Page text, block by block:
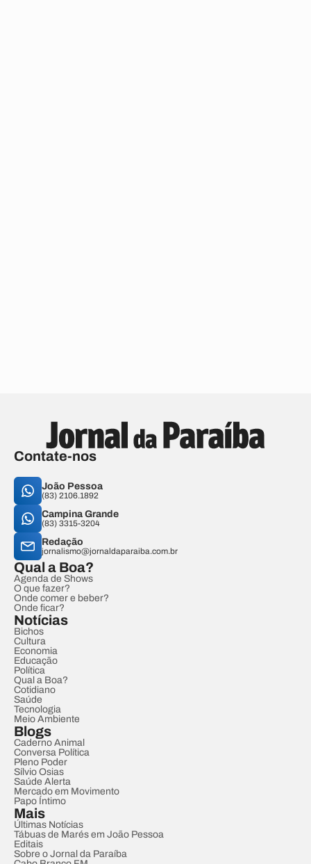
Contate-nos
João Pessoa
(83) 2106.1892
Campina Grande
(83) 3315-3204
Redação
jornalismo@jornaldaparaiba.com.br
Qual a Boa?
Agenda de Shows
O que fazer?
Onde comer e beber?
Onde ficar?
Notícias
Bichos
Cultura
Economia
Educação
Política
Qual a Boa?
Cotidiano
Saúde
Tecnologia
Meio Ambiente
Blogs
Caderno Animal
Conversa Política
Pleno Poder
Sílvio Osias
Saúde Alerta
Mercado em Movimento
Papo Íntimo
Mais
Últimas Notícias
Tábuas de Marés em João Pessoa
Editais
Sobre o Jornal da Paraíba